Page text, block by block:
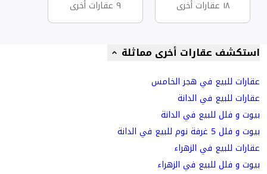
١٨ عقارات أخرى ٩ عقارات أخرى
استكشف عقارات أخرى مماثلة
عقارات للبيع في هجر الخامس
عقارات للبيع في الدانة
بيوت و فلل للبيع في الدانة
بيوت و فلل 5 غرفة نوم للبيع في الدانة
عقارات للبيع في الزهراء
بيوت و فلل للبيع في الزهراء